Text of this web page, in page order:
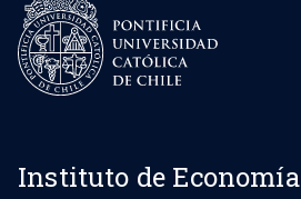
Instituto de Economía